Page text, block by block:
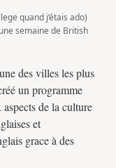
quand j’étais ado)
semaine de British
des villes les plus
un programme
de la culture
et
grace à des